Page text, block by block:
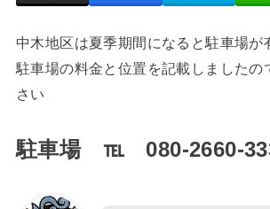
中木地区は夏季期間になると駐車場が
駐車場の料金と位置を記載しましたの
さい
駐車場 ℡ 080-2660-